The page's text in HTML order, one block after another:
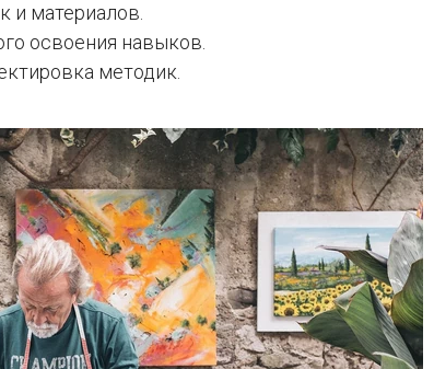
и материалов.
освоения навыков.
методик.